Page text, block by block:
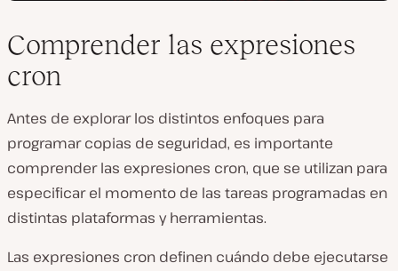
Comprender las expresiones
cron
Antes de explorar los distintos enfoques para
programar copias de seguridad, es importante
comprender las expresiones cron, que se utilizan para
especificar el momento de las tareas programadas en
distintas plataformas y herramientas.
Las expresiones cron definen cuándo debe ejecutarse